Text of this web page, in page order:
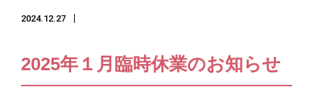
修理実例
実店舗のご案内
2024.12.27
2025年１月臨時休業のお知らせ